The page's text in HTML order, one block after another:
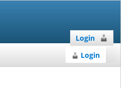
Login
Login